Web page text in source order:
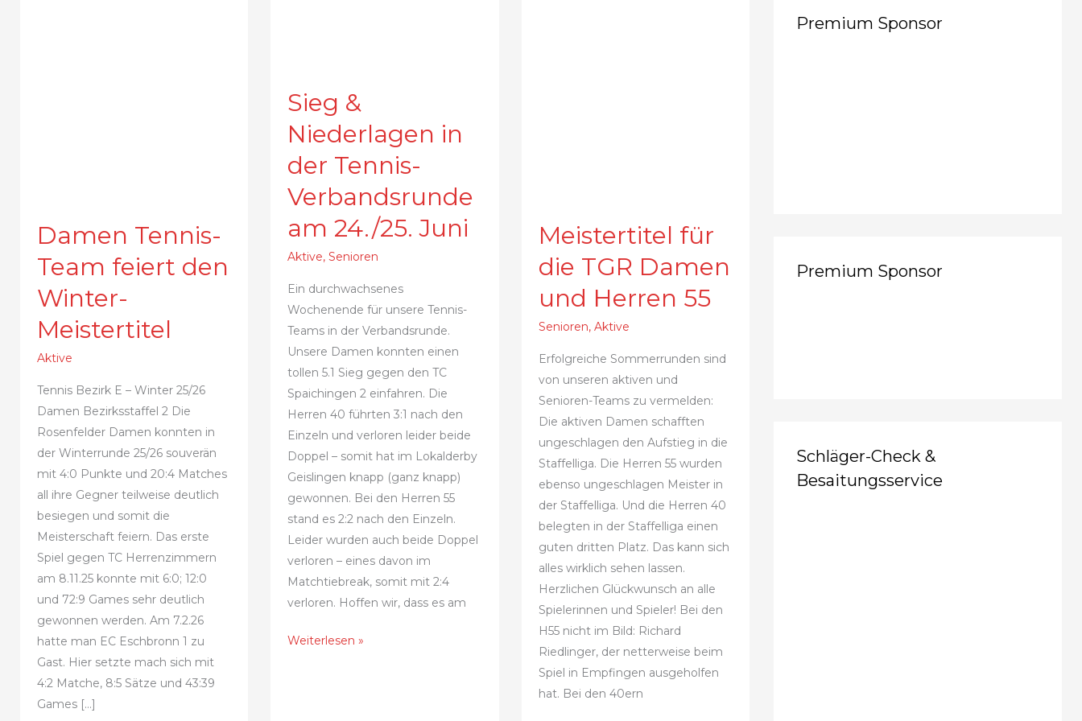
Damen Tennis-
Team feiert den
Winter-
Meistertitel
Aktive
Tennis Bezirk E – Winter 25/26
Damen Bezirksstaffel 2 Die
Rosenfelder Damen konnten in
der Winterrunde 25/26 souverän
mit 4:0 Punkte und 20:4 Matches
all ihre Gegner teilweise deutlich
besiegen und somit die
Meisterschaft feiern. Das erste
Spiel gegen TC Herrenzimmern
am 8.11.25 konnte mit 6:0; 12:0
und 72:9 Games sehr deutlich
gewonnen werden. Am 7.2.26
hatte man EC Eschbronn 1 zu
Gast. Hier setzte mach sich mit
4:2 Matche, 8:5 Sätze und 43:39
Games […]
Sieg &
Niederlagen in
der Tennis-
Verbandsrunde
am 24./25. Juni
Aktive,Senioren
Ein durchwachsenes
Wochenende für unsere Tennis-
Teams in der Verbandsrunde.
Unsere Damen konnten einen
tollen 5.1 Sieg gegen den TC
Spaichingen 2 einfahren. Die
Herren 40 führten 3:1 nach den
Einzeln und verloren leider beide
Doppel – somit hat im Lokalderby
Geislingen knapp (ganz knapp)
gewonnen. Bei den Herren 55
stand es 2:2 nach den Einzeln.
Leider wurden auch beide Doppel
verloren – eines davon im
Matchtiebreak, somit mit 2:4
verloren. Hoffen wir, dass es am
Sieg
Weiterlesen »
Meistertitel für
die TGR Damen
und Herren 55
Senioren, Aktive
Erfolgreiche Sommerrunden sind
von unseren aktiven und
Senioren-Teams zu vermelden:
Die aktiven Damen schafften
ungeschlagen den Aufstieg in die
Staffelliga. Die Herren 55 wurden
ebenso ungeschlagen Meister in
der Staffelliga. Und die Herren 40
belegten in der Staffelliga einen
guten dritten Platz. Das kann sich
alles wirklich sehen lassen.
Herzlichen Glückwunsch an alle
Spielerinnen und Spieler! Bei den
H55 nicht im Bild: Richard
Riedlinger, der netterweise beim
Spiel in Empfingen ausgeholfen
hat. Bei den 40ern
Premium Sponsor
Premium Sponsor
Schläger-Check &
Besaitungsservice